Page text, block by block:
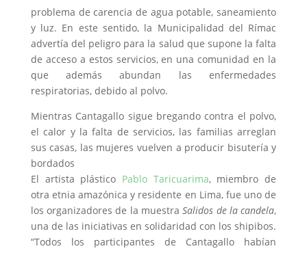
problema de carencia de agua potable, saneamiento
y luz. En este sentido, la Municipalidad del Rímac
advertía del peligro para la salud que supone la falta
de acceso a estos servicios, en una comunidad en la
que además abundan las enfermedades
respiratorias, debido al polvo.
Mientras Cantagallo sigue bregando contra el polvo,
el calor y la falta de servicios, las familias arreglan
sus casas, las mujeres vuelven a producir bisutería y
bordados
El artista plástico Pablo Taricuarima, miembro de
otra etnia amazónica y residente en Lima, fue uno de
los organizadores de la muestraSalidos de la candela,
una de las iniciativas en solidaridad con los shipibos.
“Todos los participantes de Cantagallo habían